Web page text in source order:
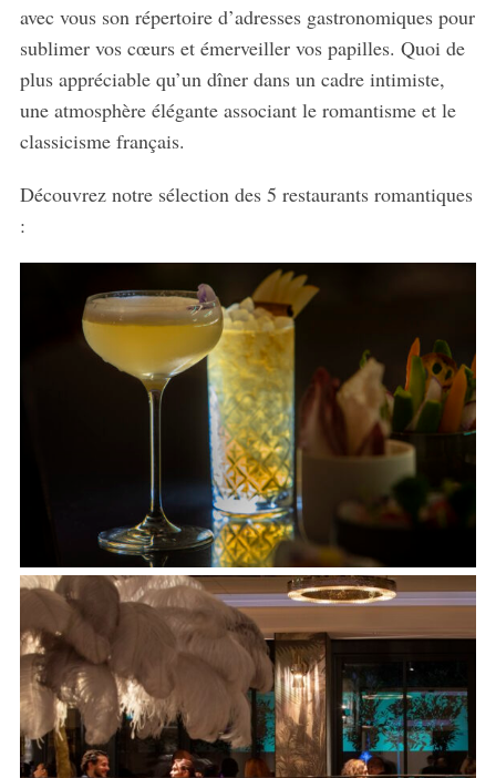
avec vous son répertoire d’adresses gastronomiques pour
sublimer vos cœurs et émerveiller vos papilles. Quoi de
plus appréciable qu’un dîner dans un cadre intimiste,
une atmosphère élégante associant le romantisme et le
classicisme français.
Découvrez notre sélection des 5 restaurants romantiques
: